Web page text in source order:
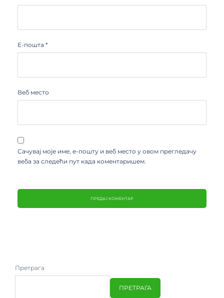
Е-пошта *
Веб место
Сачувај моје име, е-пошту и веб место у овом прегледачу
веба за следећи пут када коментаришем.
Претрага
ПРЕТРАГА